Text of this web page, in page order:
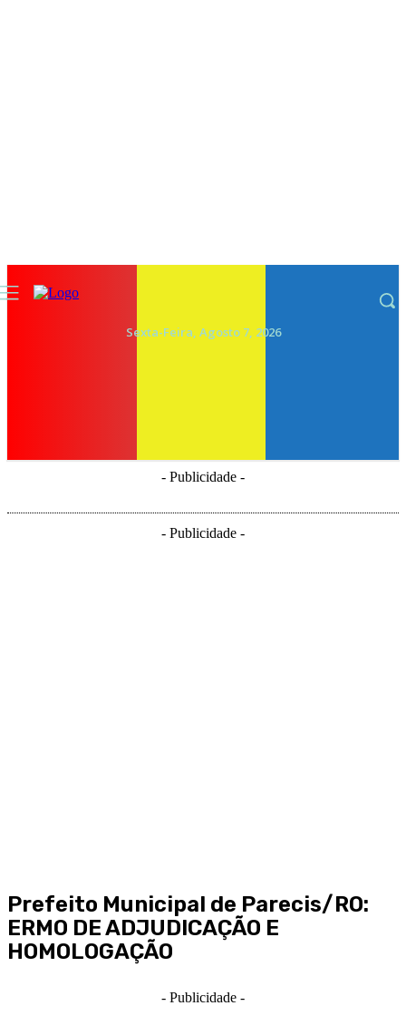
Sexta-Feira, Agosto 7, 2026
- Publicidade -
- Publicidade -
Prefeito Municipal de Parecis/RO:
ERMO DE ADJUDICAÇÃO E
HOMOLOGAÇÃO
- Publicidade -